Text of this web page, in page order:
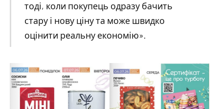
тоді, коли покупець одразу бачить
стару і нову ціну та може швидко
оцінити реальну економію».